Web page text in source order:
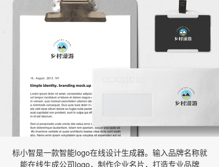
标小智是一款智能logo在线设计生成器。输入品牌名称就
能在线生成公司logo，制作企业名片，打造专业品牌